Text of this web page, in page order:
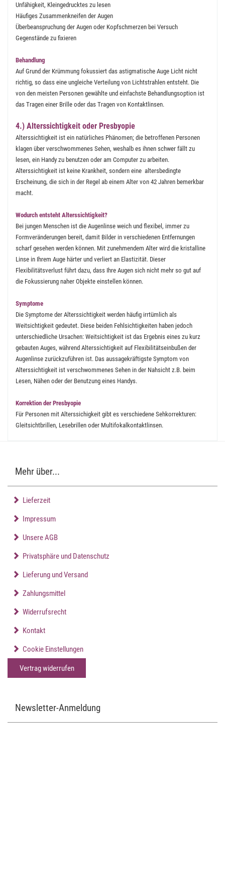
Unfähigkeit, Kleingedrucktes zu lesen
Häufiges Zusammenkneifen der Augen
Überbeanspruchung der Augen oder Kopfschmerzen bei Versuch
Gegenstände zu fixieren
Behandlung
Auf Grund der Krümmung fokussiert das astigmatische Auge Licht nicht
richtig, so dass eine ungleiche Verteilung von Lichtstrahlen entsteht. Die
von den meisten Personen gewählte und einfachste Behandlungsoption ist
das Tragen einer Brille oder das Tragen von Kontaktlinsen.
4.) Alterssichtigkeit oder Presbyopie
Alterssichtigkeit ist ein natürliches Phänomen; die betroffenen Personen
klagen über verschwommenes Sehen, weshalb es ihnen schwer fällt zu
lesen, ein Handy zu benutzen oder am Computer zu arbeiten.
Alterssichtigkeit ist keine Krankheit, sondern eine altersbedingte
Erscheinung, die sich in der Regel ab einem Alter von 42 Jahren bemerkbar
macht.
Wodurch entsteht Alterssichtigkeit?
Bei jungen Menschen ist die Augenlinse weich und flexibel, immer zu
Formveränderungen bereit, damit Bilder in verschiedenen Entfernungen
scharf gesehen werden können. Mit zunehmendem Alter wird die kristalline
Linse in Ihrem Auge härter und verliert an Elastizität. Dieser
Flexibilitätsverlust führt dazu, dass Ihre Augen sich nicht mehr so gut auf
die Fokussierung naher Objekte einstellen können.
Symptome
Die Symptome der Alterssichtigkeit werden häufig irrtümlich als
Weitsichtigkeit gedeutet. Diese beiden Fehlsichtigkeiten haben jedoch
unterschiedliche Ursachen: Weitsichtigkeit ist das Ergebnis eines zu kurz
gebauten Auges, während Alterssichtigkeit auf Flexibilitätseinbußen der
Augenlinse zurückzuführen ist. Das aussagekräftigste Symptom von
Alterssichtigkeit ist verschwommenes Sehen in der Nahsicht z.B. beim
Lesen, Nähen oder der Benutzung eines Handys.
Korrektion der Presbyopie
Für Personen mit Alterssichigkeit gibt es verschiedene Sehkorrekturen:
Gleitsichtbrillen, Lesebrillen oder Multifokalkontaktlinsen.
Mehr über...
Lieferzeit
Impressum
Unsere AGB
Privatsphäre und Datenschutz
Lieferung und Versand
Zahlungsmittel
Widerrufsrecht
Kontakt
Cookie Einstellungen
Vertrag widerrufen
Newsletter-Anmeldung